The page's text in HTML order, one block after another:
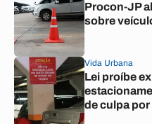
Procon-JP
sobre
Vida Urbana
Lei proíbe
de culpa